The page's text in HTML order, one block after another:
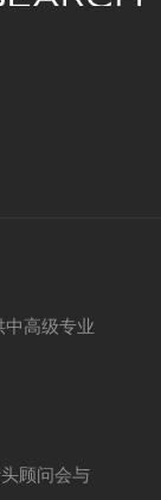
高级专业
顾问会与